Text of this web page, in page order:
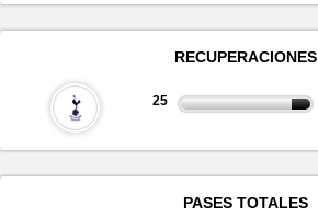
RECUPERACIONES
25
PASES TOTALES